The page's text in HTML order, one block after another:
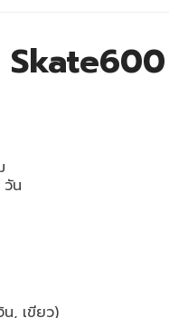
วัน
, เขียว)